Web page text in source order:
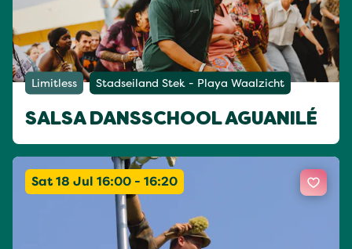
Limitless Stadseiland Stek - Playa Waalzicht
SALSA DANSSCHOOL AGUANILÉ
Sat 18 Jul 16:00 - 16:20